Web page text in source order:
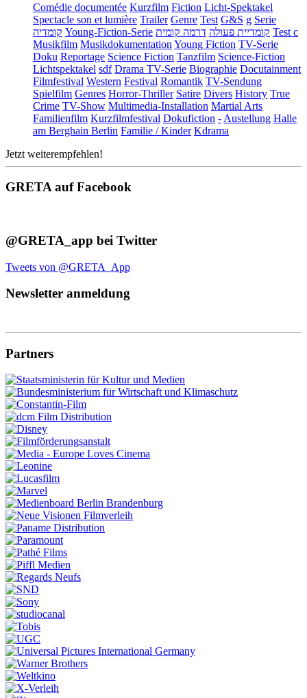
Comédie documentée Kurzfilm Fiction Licht-Spektakel
Spectacle son et lumière Trailer Genre Test G&S g Serie
קומדיה Young-Fiction-Serie קומדיית פעולה דרמה קומית
Test c
Musikfilm Musikdokumentation Young Fiction TV-Serie
Doku Reportage Science Fiction Tanzfilm Science-Fiction
Lichtspektakel sdf Drama TV-Serie Biographie Docutainment
Filmfestival Western Festival Romantik TV-Sendung
Spielfilm Genres Horror-Thriller Satire Divers History True
Crime TV-Show Multimedia-Installation Martial Arts
Familienfilm Kurzfilmfestival Dokufiction - Austellung Halle
am Berghain Berlin Familie / Kinder Kdrama
Jetzt weiterempfehlen!
GRETA auf Facebook
@GRETA_app bei Twitter
Tweets von @GRETA_App
Newsletter anmeldung
Partners